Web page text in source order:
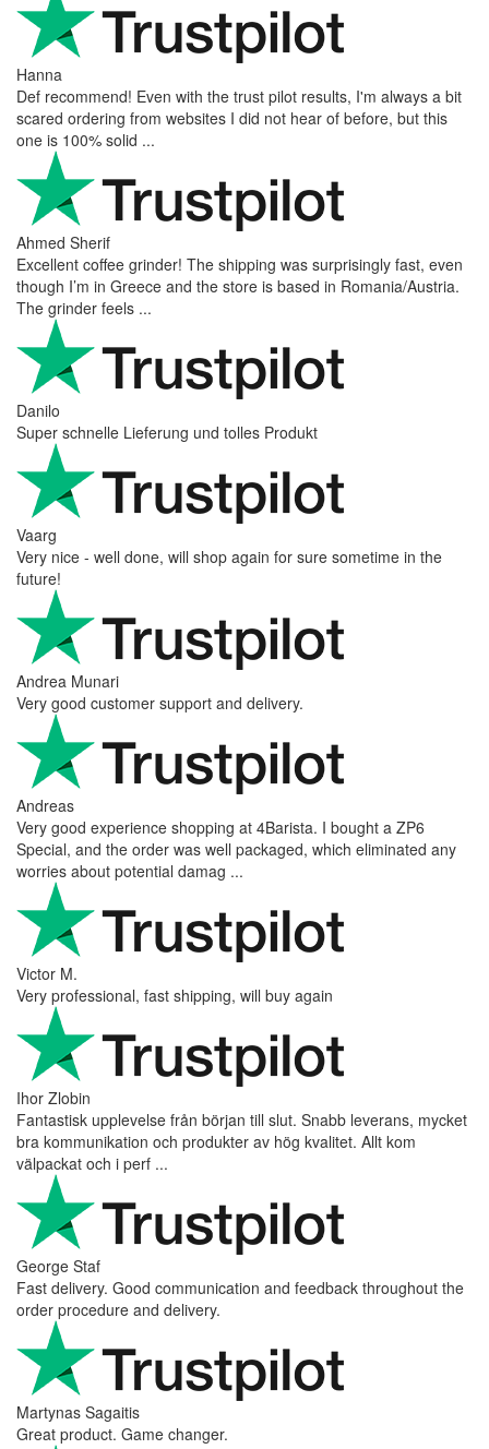
Hanna
Def recommend! Even with the trust pilot results, I'm always a bit
scared ordering from websites I did not hear of before, but this
one is 100% solid ...
Ahmed Sherif
Excellent coffee grinder! The shipping was surprisingly fast, even
though I’m in Greece and the store is based in Romania/Austria.
The grinder feels ...
Danilo
Super schnelle Lieferung und tolles Produkt
Vaarg
Very nice - well done, will shop again for sure sometime in the
future!
Andrea Munari
Very good customer support and delivery.
Andreas
Very good experience shopping at 4Barista. I bought a ZP6
Special, and the order was well packaged, which eliminated any
worries about potential damag ...
Victor M.
Very professional, fast shipping, will buy again
Ihor Zlobin
Fantastisk upplevelse från början till slut. Snabb leverans, mycket
bra kommunikation och produkter av hög kvalitet. Allt kom
välpackat och i perf ...
George Staf
Fast delivery. Good communication and feedback throughout the
order procedure and delivery.
Martynas Sagaitis
Great product. Game changer.